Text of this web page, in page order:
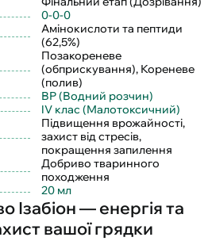
0-0-0
Амінокислоти та пептиди
(62,5%)
Позакореневе
(обприскування), Кореневе
(полив)
ВР (Водний розчин)
IV клас (Малотоксичний)
Підвищення врожайності,
захист від стресів,
покращення запилення
Добриво тваринного
походження
20 мл
Ізабіон — енергія та
вашої грядки